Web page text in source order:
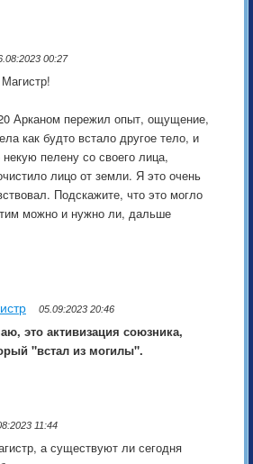
00:27
Арканом пережил опыт, ощущение,
как будто встало другое тело, и
пелену со своего лица,
лицо от земли. Я это очень
Подскажите, что это могло
можно и нужно ли, дальше
05.09:2023 20:46
это активизация союзника,
"встал из могилы".
11:44
а существуют ли сегодня